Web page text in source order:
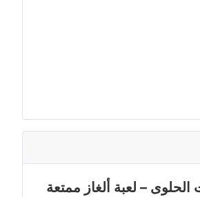
الحلوى – لعبة ألغاز ممتعة